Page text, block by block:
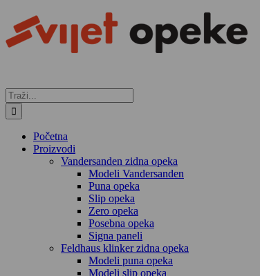
content
Traži...
Početna
Proizvodi
Vandersanden zidna opeka
Modeli Vandersanden
Puna opeka
Slip opeka
Zero opeka
Posebna opeka
Signa paneli
Feldhaus klinker zidna opeka
Modeli puna opeka
Modeli slip opeka